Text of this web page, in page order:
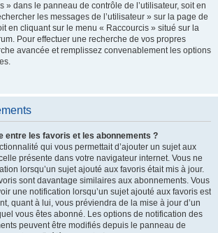
» dans le panneau de contrôle de l’utilisateur, soit en
les messages de l’utilisateur » sur la page de
en cliquant sur le menu « Raccourcis » situé sur la
Pour effectuer une recherche de vos propres
avancée et remplissez convenablement les options
entre les favoris et les abonnements ?
qui vous permettait d’ajouter un sujet aux
présente dans votre navigateur internet. Vous ne
lorsqu’un sujet ajouté aux favoris était mis à jour.
sont davantage similaires aux abonnements. Vous
une notification lorsqu’un sujet ajouté aux favoris est
quant à lui, vous préviendra de la mise à jour d’un
vous êtes abonné. Les options de notification des
peuvent être modifiés depuis le panneau de